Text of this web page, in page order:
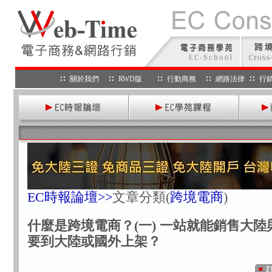
關於我們 RWD版 行動商務 網路法律 行
EC時報論壇>>文章分類(跨境電商)
什麼是跨境電商？(一) 一站就能銷售大陸
要到大陸或國外上架？